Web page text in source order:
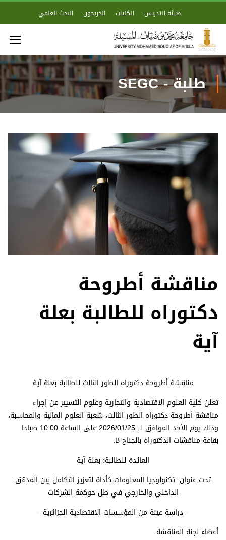
هيئة التدريس الكليات الخريجون البحث العلمي
طلبة - SEGC
مناقشة أطروحة
دكتوراه للطالبة بعلة
آية
مناقشة أطروحة دكتوراه الطور الثالث للطالبة بعلة آية
تعلن كلية العلوم الاقتصادية والتجارية وعلوم التسيير عن إجراء
مناقشة أطروحة دكتوراه الطور الثالث، شعبة العلوم المالية والمحاسبة،
وذلك يوم الأحد الموافق لـ: 2026/01/25
على الساعة 10:00 صباحا
بقاعة مناقشات الدكتوراه بالجناح B.
العائدة للطالبة: بعلة آية
تحت عنوان: تكنولوجيا المعلومات كأداة لتعزيز التكامل بين المدقق
الداخلي والخارجي في ظل حوكمة الشركات
– دراسة عينة من المؤسسات الاقتصادية الجزائرية –
أعضاء لجنة المناقشة